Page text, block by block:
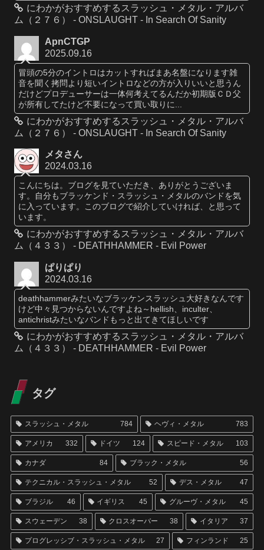
にわかがおすすめするスラッシュ・メタル・アルバ
ム（２７６） - ONSLAUGHT - In Search Of Sanity
ApnCTGP
2025.09.16
冒頭の5分のイントロはカットすればまあ名盤になります雑
音を聞く拷問より短いイントロなどの方が入りいいと思うん
だけどプロデューサーは一体何考えてるんだか初期版ＣＤ父
が所有してたけど不要になって買い取りに...
にわかがおすすめするスラッシュ・メタル・アルバ
ム（２７６） - ONSLAUGHT - In Search Of Sanity
メタさん
2024.03.16
こんにちは。ブログを見ていただき、ありがとうございま
す。自分もブラッケンド・スラッシュ・メタルのバンドを気
に入っています。このブログで紹介していければ、と思って
います。
にわかがおすすめするスラッシュ・メタル・アルバ
ム（４３３） - DEATHHAMMER - Evil Power
ぱりぱり
2024.03.16
deathhammerみたいなブラッケンスラッシュ大好きなんです
けど中々見つからないんですよね～hellish、inculter、
antichristみたいなバンドもっと出てきてほしいです
にわかがおすすめするスラッシュ・メタル・アルバ
ム（４３３） - DEATHHAMMER - Evil Power
タグ
スラッシュ・メタル 784 ヘヴィ・メタル 783
アメリカ 332 ドイツ 124 スピード・メタル 103
カナダ 84 ブラック・メタル 56
テクニカル・スラッシュ・メタル 52 デス・メタル 47
ブラジル 46 イギリス 45 グルーヴ・メタル 45
スウェーデン 38 クロスオーバー 38 イタリア 37
プログレッシブ・スラッシュ・メタル 27 フィンランド 25